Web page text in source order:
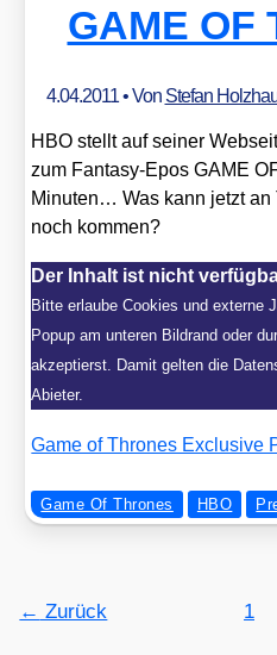
GAME OF
4.04.2011• Von Stefan
HBO stellt auf sei­ner
zum Fan­ta­sy-Epos GAME
Minu­ten… Was kann jetzt an
noch kom­men?
Der Inhalt ist nicht
Bitte erlaube Cookies und externe
Popup am unteren Bildrand oder
akzeptierst. Damit gelten die
Abieter.
Game of Thro­nes Exclu­si­ve
Game Of Thrones HBO
← Zurück 1